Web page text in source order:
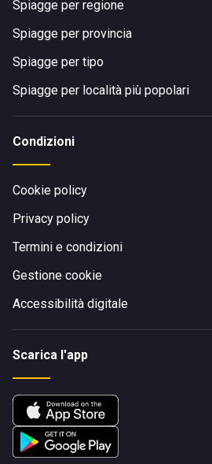
Spiagge per regione
Spiagge per provincia
Spiagge per tipo
Spiagge per località più popolari
Condizioni
Cookie policy
Privacy policy
Termini e condizioni
Gestione cookie
Accessibilità digitale
Scarica l'app